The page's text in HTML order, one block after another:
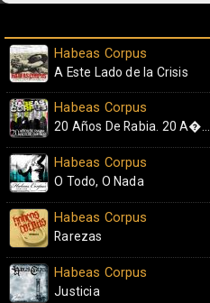
Habeas Corpus
A Este Lado de la Crisis
Habeas Corpus
20 Años De Rabia. 20 A�...
Habeas Corpus
O Todo, O Nada
Habeas Corpus
Rarezas
Habeas Corpus
Justicia